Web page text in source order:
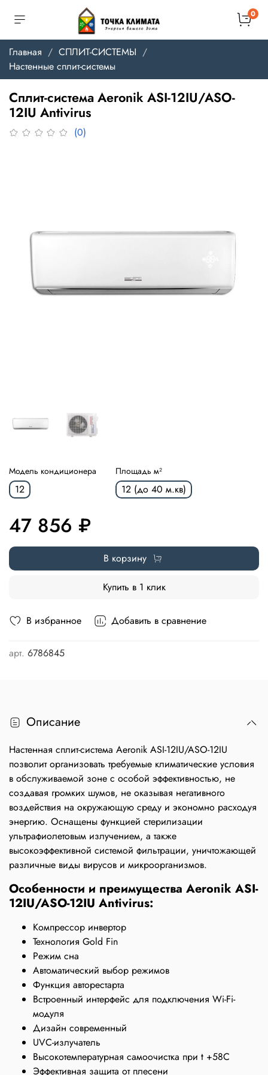
0
Главная
СПЛИТ-СИСТЕМЫ
Настенные сплит-системы
Сплит-система Aeronik ASI-12IU/ASO-
12IU Antivirus
(0)
В избранное Добавить в сравнение
арт. 6786845
Модель кондиционера
12
Площадь м²
12 (до 40 м.кв)
47 856 ₽
В корзину
Купить в 1 клик
Описание
Настенная сплит-система Aeronik ASI-12IU/ASO-12IU
позволит организовать требуемые климатические условия
в обслуживаемой зоне с особой эффективностью, не
создавая громких шумов, не оказывая негативного
воздействия на окружающую среду и экономно расходуя
энергию. Оснащены функцией стерилизации
ультрафиолетовым излучением, а также
высокоэффективной системой фильтрации, уничтожающей
различные виды вирусов и микроорганизмов.
Особенности и преимущества Aeronik ASI-
12IU/ASO-12IU Antivirus:
Компрессор инвертор
Технология Gold Fin
Режим сна
Автоматический выбор режимов
Функция авторестарта
Встроенный интерфейс для подключения Wi-Fi-
модуля
Дизайн современный
UVC-излучатель
Высокотемпературная самоочистка при t +58С
Эффективная защита от плесени